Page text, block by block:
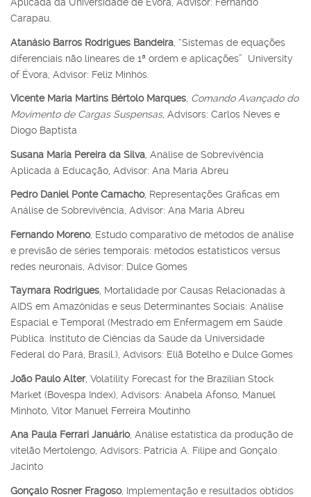
Aplicada da Universidade de Évora, Advisor: Fernando
Carapau.
Atanásio Barros Rodrigues Bandeira , “Sistemas de equações
diferenciais não lineares de 1ª ordem e aplicações” University
of Évora, Advisor: Feliz Minhós.
Vicente Maria Martins Bértolo Marques, Comando Avançado do
Movimento de Cargas Suspensas, Advisors: Carlos Neves e
Diogo Baptista
Susana Maria Pereira da Silva , Análise de Sobrevivência
Aplicada à Educação, Advisor: Ana Maria Abreu
Pedro Daniel Ponte Camacho, Representações Gráficas em
Análise de Sobrevivência, Advisor: Ana Maria Abreu
Fernando Moreno, Estudo comparativo de métodos de análise
e previsão de séries temporais: métodos estatísticos versus
redes neuronais, Advisor: Dulce Gomes
Taymara Rodrigues, Mortalidade por Causas Relacionadas à
AIDS em Amazônidas e seus Determinantes Sociais: Análise
Espacial e Temporal (Mestrado em Enfermagem em Saúde
Pública. Instituto de Ciências da Saúde da Universidade
Federal do Pará, Brasil.), Advisors: Eliã Botelho e Dulce Gomes
João Paulo Alter, Volatility Forecast for the Brazilian Stock
Market (Bovespa Index), Advisors: Anabela Afonso, Manuel
Minhoto, Vitor Manuel Ferreira Moutinho
Ana Paula Ferrari Januário, Análise estatística da produção de
vitelão Mertolengo, Advisors: Patrícia A. Filipe and Gonçalo
Jacinto
Gonçalo Rosner Fragoso, Implementação e resultados obtidos